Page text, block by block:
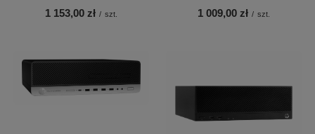
1 153,00 zł / szt. 1 009,00 zł / szt.